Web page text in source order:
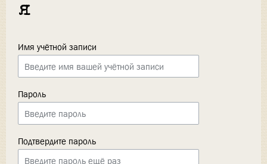
я
Имя учётной записи
Пароль
Подтвердите пароль